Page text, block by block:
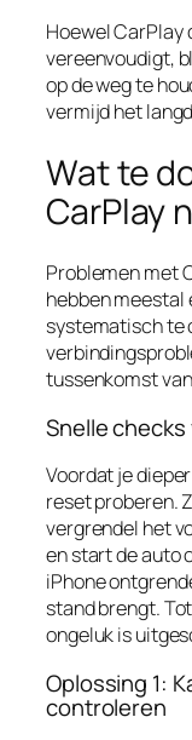
Hoewel CarPlay
vereenvoudigt,
op de weg te
vermijd het
Wat te
CarPlay
Problemen met
hebben meestal
systematisch te
tussenkomst
Snelle
Voordat je
reset proberen.
vergrendel het
en start de auto
iPhone
stand brengt.
ongeluk is
Oplossing 1:
controleren